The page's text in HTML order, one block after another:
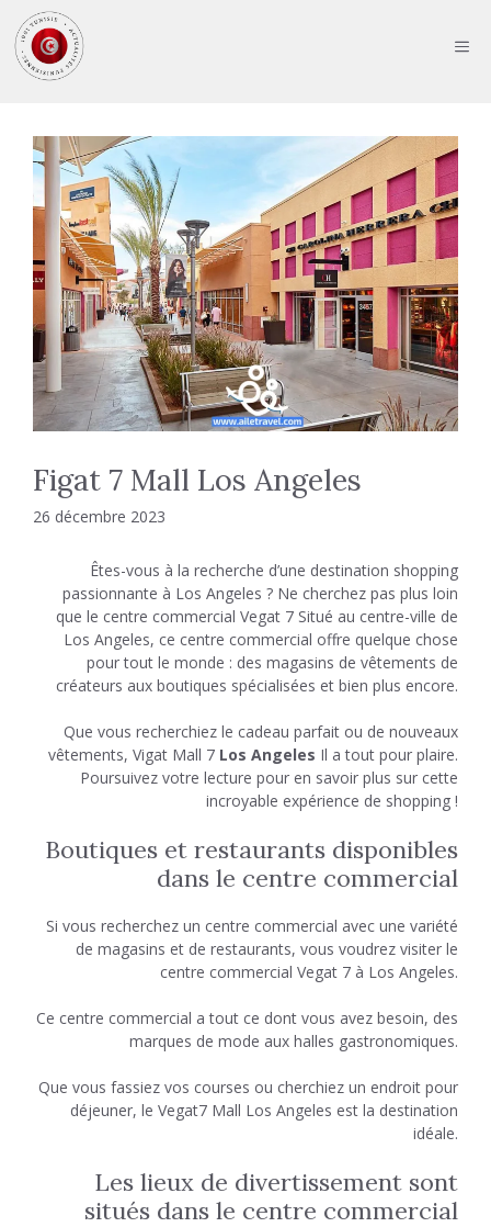
au
contenu
Figat 7 Mall Los Angeles
26 décembre 2023
Êtes-vous à la recherche d’une destination shopping
passionnante à Los Angeles ? Ne cherchez pas plus loin
que le centre commercial Vegat 7 Situé au centre-ville de
Los Angeles, ce centre commercial offre quelque chose
pour tout le monde : des magasins de vêtements de
créateurs aux boutiques spécialisées et bien plus encore.
Que vous recherchiez le cadeau parfait ou de nouveaux
vêtements, Vigat Mall 7 Los Angeles Il a tout pour plaire.
Poursuivez votre lecture pour en savoir plus sur cette
incroyable expérience de shopping !
Boutiques et restaurants disponibles
dans le centre commercial
Si vous recherchez un centre commercial avec une variété
de magasins et de restaurants, vous voudrez visiter le
centre commercial Vegat 7 à Los Angeles.
Ce centre commercial a tout ce dont vous avez besoin, des
marques de mode aux halles gastronomiques.
Que vous fassiez vos courses ou cherchiez un endroit pour
déjeuner, le Vegat7 Mall Los Angeles est la destination
idéale.
Les lieux de divertissement sont
situés dans le centre commercial